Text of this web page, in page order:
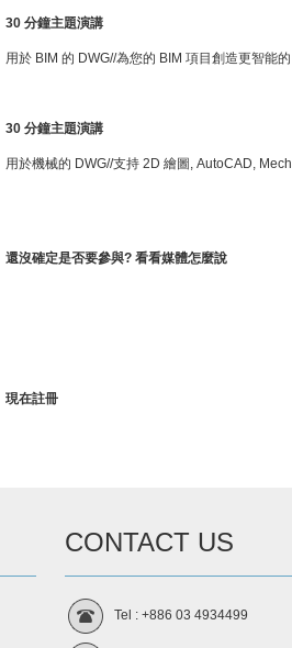
30分鐘主題演講
用於 BIM 的 DWG//為您的 BIM 項目創造更智能
30分鐘主題演講
用於機械的 DWG//支持 2D 繪圖, AutoCAD,
還沒確定是否要參與?看看媒體怎麼說
現在註冊
CONTACT US
Tel : +886 03 4934499